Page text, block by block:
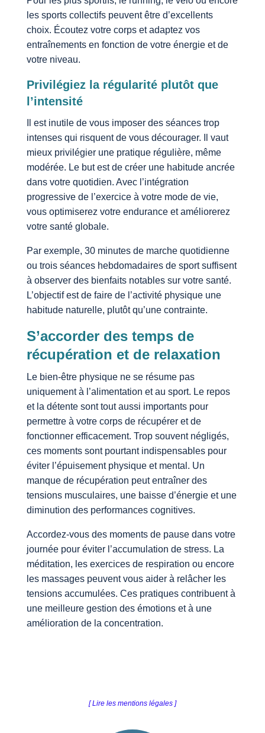
les sports collectifs peuvent être d’excellents
choix. Écoutez votre corps et adaptez vos
entraînements en fonction de votre énergie et de
votre niveau.
Privilégiez la régularité plutôt que
l’intensité
Il est inutile de vous imposer des séances trop
intenses qui risquent de vous décourager. Il vaut
mieux privilégier une pratique régulière, même
modérée. Le but est de créer une habitude ancrée
dans votre quotidien. Avec l’intégration
progressive de l’exercice à votre mode de vie,
vous optimiserez votre endurance et améliorerez
votre santé globale.
Par exemple, 30 minutes de marche quotidienne
ou trois séances hebdomadaires de sport suffisent
à observer des bienfaits notables sur votre santé.
L’objectif est de faire de l’activité physique une
habitude naturelle, plutôt qu’une contrainte.
S’accorder des temps de
récupération et de relaxation
Le bien-être physique ne se résume pas
uniquement à l’alimentation et au sport. Le repos
et la détente sont tout aussi importants pour
permettre à votre corps de récupérer et de
fonctionner efficacement. Trop souvent négligés,
ces moments sont pourtant indispensables pour
éviter l’épuisement physique et mental. Un
manque de récupération peut entraîner des
tensions musculaires, une baisse d’énergie et une
diminution des performances cognitives.
Accordez-vous des moments de pause dans votre
journée pour éviter l’accumulation de stress. La
méditation, les exercices de respiration ou encore
les massages peuvent vous aider à relâcher les
tensions accumulées. Ces pratiques contribuent à
une meilleure gestion des émotions et à une
amélioration de la concentration.
[ Lire les mentions légales ]